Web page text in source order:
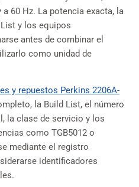
60 Hz. La potencia exacta, la
y los equipos
antes de combinar el
como unidad de
y repuestos Perkins 2206A-
la Build List, el número
la clase de servicio y los
como TGB5012 o
mediante el registro
identificadores